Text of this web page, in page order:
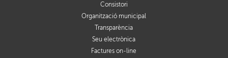
Consistori
Organització municipal
Transparència
Seu electrònica
Factures on-line